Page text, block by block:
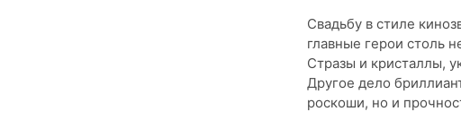
Свадьбу в стиле
главные герои столь
Стразы и кристаллы,
Другое дело
роскоши, но и